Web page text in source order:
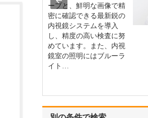
ープと、鮮明な画像で精
密に確認できる最新鋭の
内視鏡システムを導入
し、精度の高い検査に努
めています。また、内視
鏡室の照明にはブルーラ
イト…